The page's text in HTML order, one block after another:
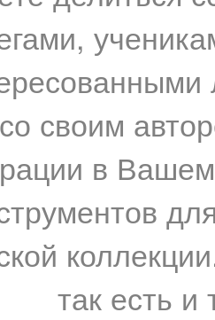
своим
в
так есть и